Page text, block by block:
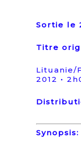
Sortie le
Titre
Lituanie/
2012 •
Synopsis: